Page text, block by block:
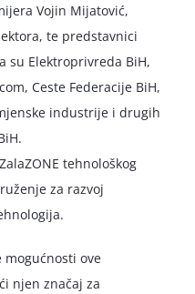
Vojin Mijatović,
te predstavnici
su Elektroprivreda BiH,
Ceste Federacije BiH,
industrije i drugih
tehnološkog
za razvoj
ove
njen značaj za